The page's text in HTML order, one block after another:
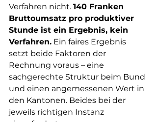
Verfahren nicht. 140 Franken
Bruttoumsatz pro produktiver
Stunde ist ein Ergebnis, kein
Verfahren. Ein faires Ergebnis
setzt beide Faktoren der
Rechnung voraus – eine
sachgerechte Struktur beim Bund
und einen angemessenen Wert in
den Kantonen. Beides bei der
jeweils richtigen Instanz